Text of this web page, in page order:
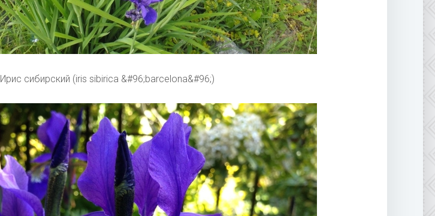
Ирис сибирский (iris sibirica &#96;barcelona&#96;)